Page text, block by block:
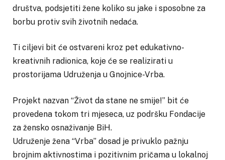
društva, podsjetiti žene koliko su jake i sposobne za
borbu protiv svih životnih nedaća.
Ti ciljevi bit će ostvareni kroz pet edukativno-
kreativnih radionica, koje će se realizirati u
prostorijama Udruženja u Gnojnice-Vrba.
Projekt nazvan “Život da stane ne smije!” bit će
provedena tokom tri mjeseca, uz podršku Fondacije
za žensko osnaživanje BiH.
Udruženje žena “Vrba” dosad je privuklo pažnju
brojnim aktivnostima i pozitivnim pričama u lokalnoj